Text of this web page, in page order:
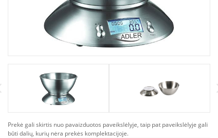
Prekė gali skirtis nuo pavaizduotos paveikslėlyje, taip pat paveikslėlyje gali
būti dalių, kurių nėra prekės komplektacijoje.